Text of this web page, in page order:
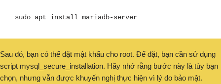
sudo apt install mariadb-server
Sau đó, bạn có thể đặt mật khẩu cho root. Để đặt, bạn cần sử dụng
script mysql_secure_installation. Hãy nhớ rằng bước này là tùy bạn
chọn, nhưng vẫn được khuyến nghị thực hiện vì lý do bảo mật.